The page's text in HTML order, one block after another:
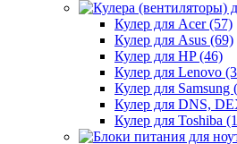
Кулер для Acer (57)
Кулер для Asus (69)
Кулер для HP (46)
Кулер для Lenovo
Кулер для Samsung
Кулер для DNS,
Кулер для Toshiba